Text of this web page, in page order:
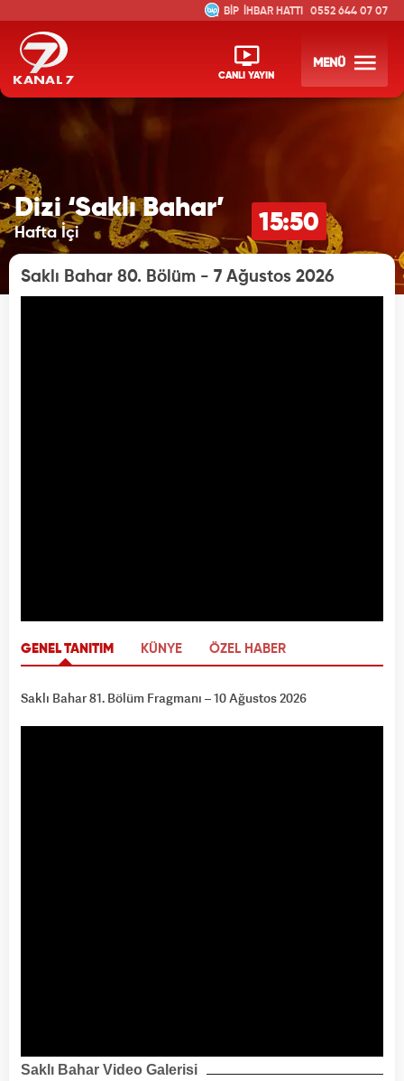
CANLI YAYIN
MENÜ
İHBAR HATTI 0552 644 07 07
Dizi ‘Saklı Bahar’
Hafta İçi 15:50
Saklı Bahar 80. Bölüm - 7 Ağustos 2026
GENEL TANITIM KÜNYE ÖZEL HABER
Saklı Bahar 81. Bölüm Fragmanı – 10 Ağustos 2026